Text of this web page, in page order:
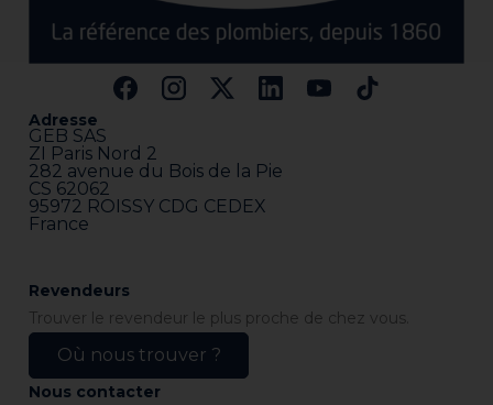
Adresse
GEB SAS
ZI Paris Nord 2
282 avenue du Bois de la Pie
CS 62062
95972 ROISSY CDG CEDEX
France
Revendeurs
Trouver le revendeur le plus proche de chez vous.
Où nous trouver ?
Nous contacter